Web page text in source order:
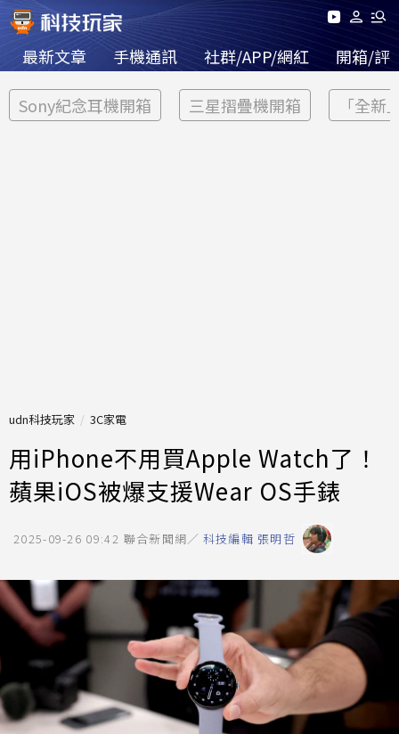
最新文章 手機通訊 社群/APP/網紅 開箱/評
Sony紀念耳機開箱 三星摺疊機開箱 「全新
udn科技玩家 3C家電
用iPhone不用買Apple Watch了！
蘋果iOS被爆支援Wear OS手錶
2025-09-26 09:42 聯合新聞網／ 科技編輯 張明哲